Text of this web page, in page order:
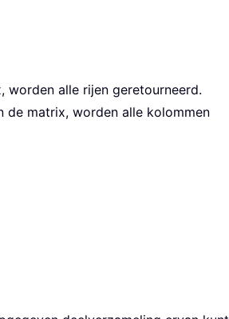
worden alle rijen geretourneerd.
de matrix, worden alle kolommen